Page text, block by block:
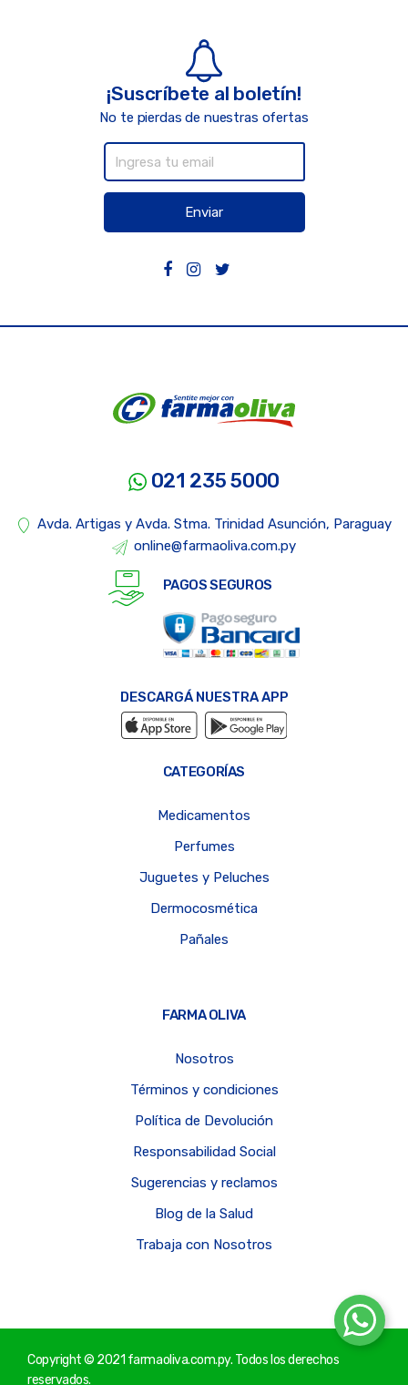
¡Suscríbete al boletín!
No te pierdas de nuestras ofertas
Enviar
021 235 5000
Avda. Artigas y Avda. Stma. Trinidad Asunción, Paraguay
online@farmaoliva.com.py
PAGOS SEGUROS
DESCARGÁ NUESTRA APP
CATEGORÍAS
Medicamentos
Perfumes
Juguetes y Peluches
Dermocosmética
Pañales
FARMA OLIVA
Nosotros
Términos y condiciones
Política de Devolución
Responsabilidad Social
Sugerencias y reclamos
Blog de la Salud
Trabaja con Nosotros
Copyright © 2021 farmaoliva.com.py. Todos los derechos
reservados.